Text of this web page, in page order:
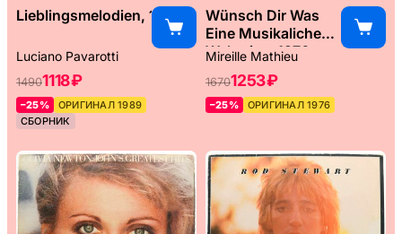
Lieblingsmelodien, 1989
Luciano Pavarotti
14901118 ₽
–25%
ОРИГИНАЛ 1989
СБОРНИК
Wünsch Dir Was
Eine Musikaliche
Weltreise, 1976
Mireille Mathieu
16701253 ₽
–25% ОРИГИНАЛ 1976